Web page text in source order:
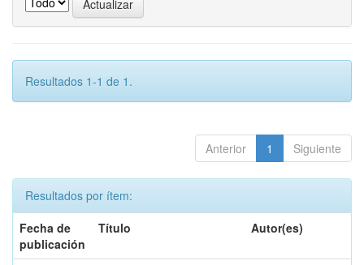
Resultados 1-1 de 1.
Anterior 1 Siguiente
Resultados por ítem:
Fecha de
publicación
Título Autor(es)